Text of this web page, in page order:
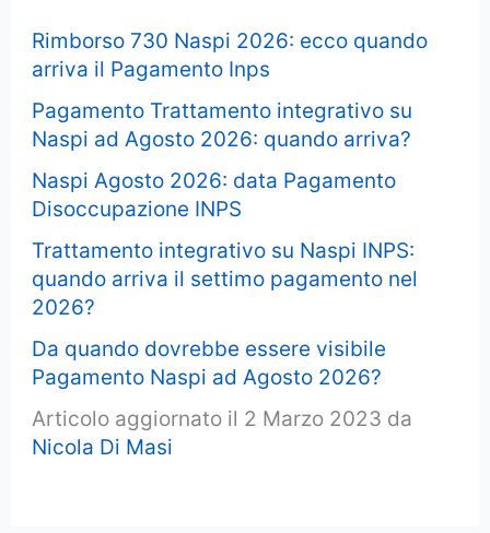
Rimborso 730 Naspi 2026: ecco quando
arriva il Pagamento Inps
Pagamento Trattamento integrativo su
Naspi ad Agosto 2026: quando arriva?
Naspi Agosto 2026: data Pagamento
Disoccupazione INPS
Trattamento integrativo su Naspi INPS:
quando arriva il settimo pagamento nel
2026?
Da quando dovrebbe essere visibile
Pagamento Naspi ad Agosto 2026?
Articolo aggiornato il 2 Marzo 2023 da
Nicola Di Masi